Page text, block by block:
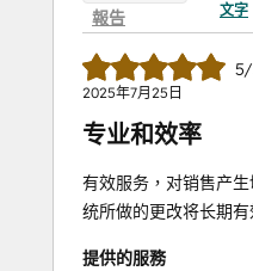
報告
文字
2025年7月25日
专业和效率
有效服务，对销售产
统所做的更改将长期有
提供的服務